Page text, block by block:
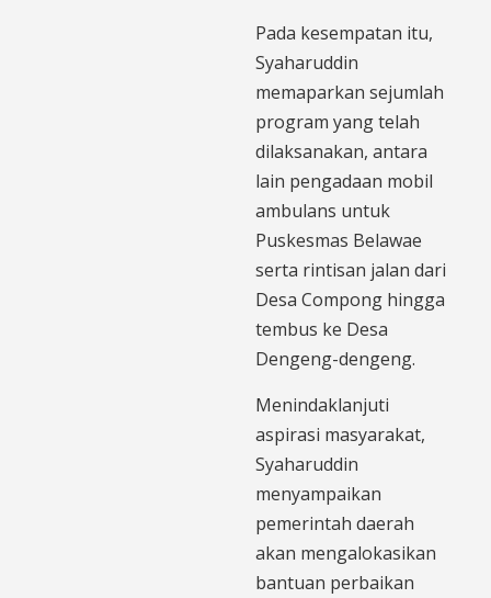
Pada kesempatan itu,
Syaharuddin
memaparkan sejumlah
program yang telah
dilaksanakan, antara
lain pengadaan mobil
ambulans untuk
Puskesmas Belawae
serta rintisan jalan dari
Desa Compong hingga
tembus ke Desa
Dengeng-dengeng.
Menindaklanjuti
aspirasi masyarakat,
Syaharuddin
menyampaikan
pemerintah daerah
akan mengalokasikan
bantuan perbaikan